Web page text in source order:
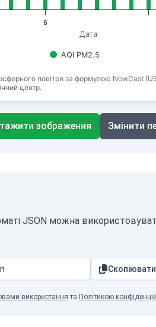
повітря за формулою NowCast
центр.
Дата
AQI PM2.5
6
зображення
Змінити
JSON можна
Скопіювати
використання та Політикою